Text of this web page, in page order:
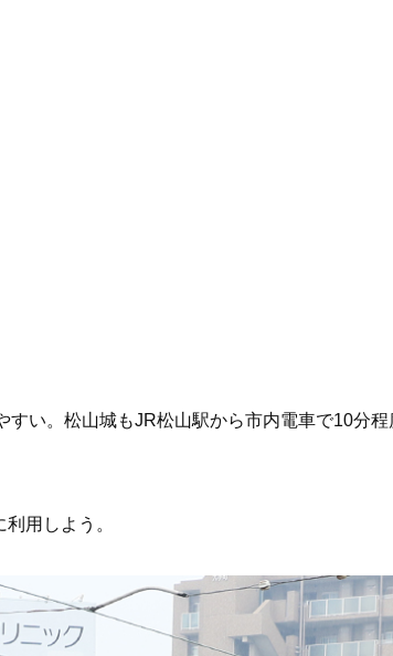
い。松山城もJR松山駅から市内電車で10分
用しよう。